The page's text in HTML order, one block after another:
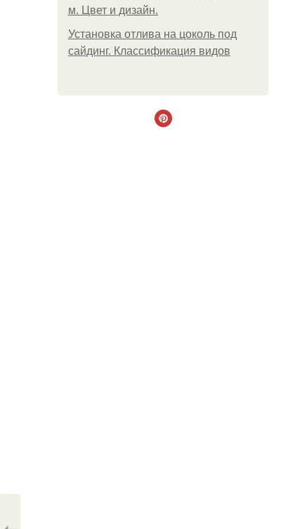
м. Цвет и дизайн.
Установка отлива на цоколь под
сайдинг. Классификация видов